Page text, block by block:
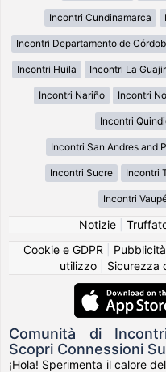
Incontri Cundinamarca
Incontri Departamento de
Incontri Huila Incontri La
Incontri Nariño Incontri
Incontri
Incontri San Andres and
Incontri Sucre Incontri
Incontri
Notizie|
Cookie e GDPR
Pubblicità
utilizzo| Sicurezza
Comunità di
Scopri Connessioni
¡Hola! Sperimenta il calore